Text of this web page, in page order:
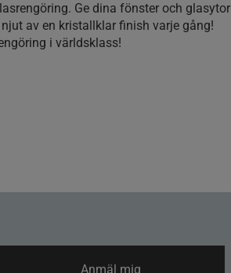
Ge dina fönster och glasytor
av en kristallklar finish varje gång!
i världsklass!
Anmäl mig